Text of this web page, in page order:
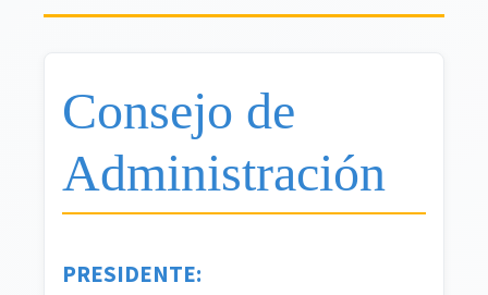
Consejo de
Administración
PRESIDENTE: